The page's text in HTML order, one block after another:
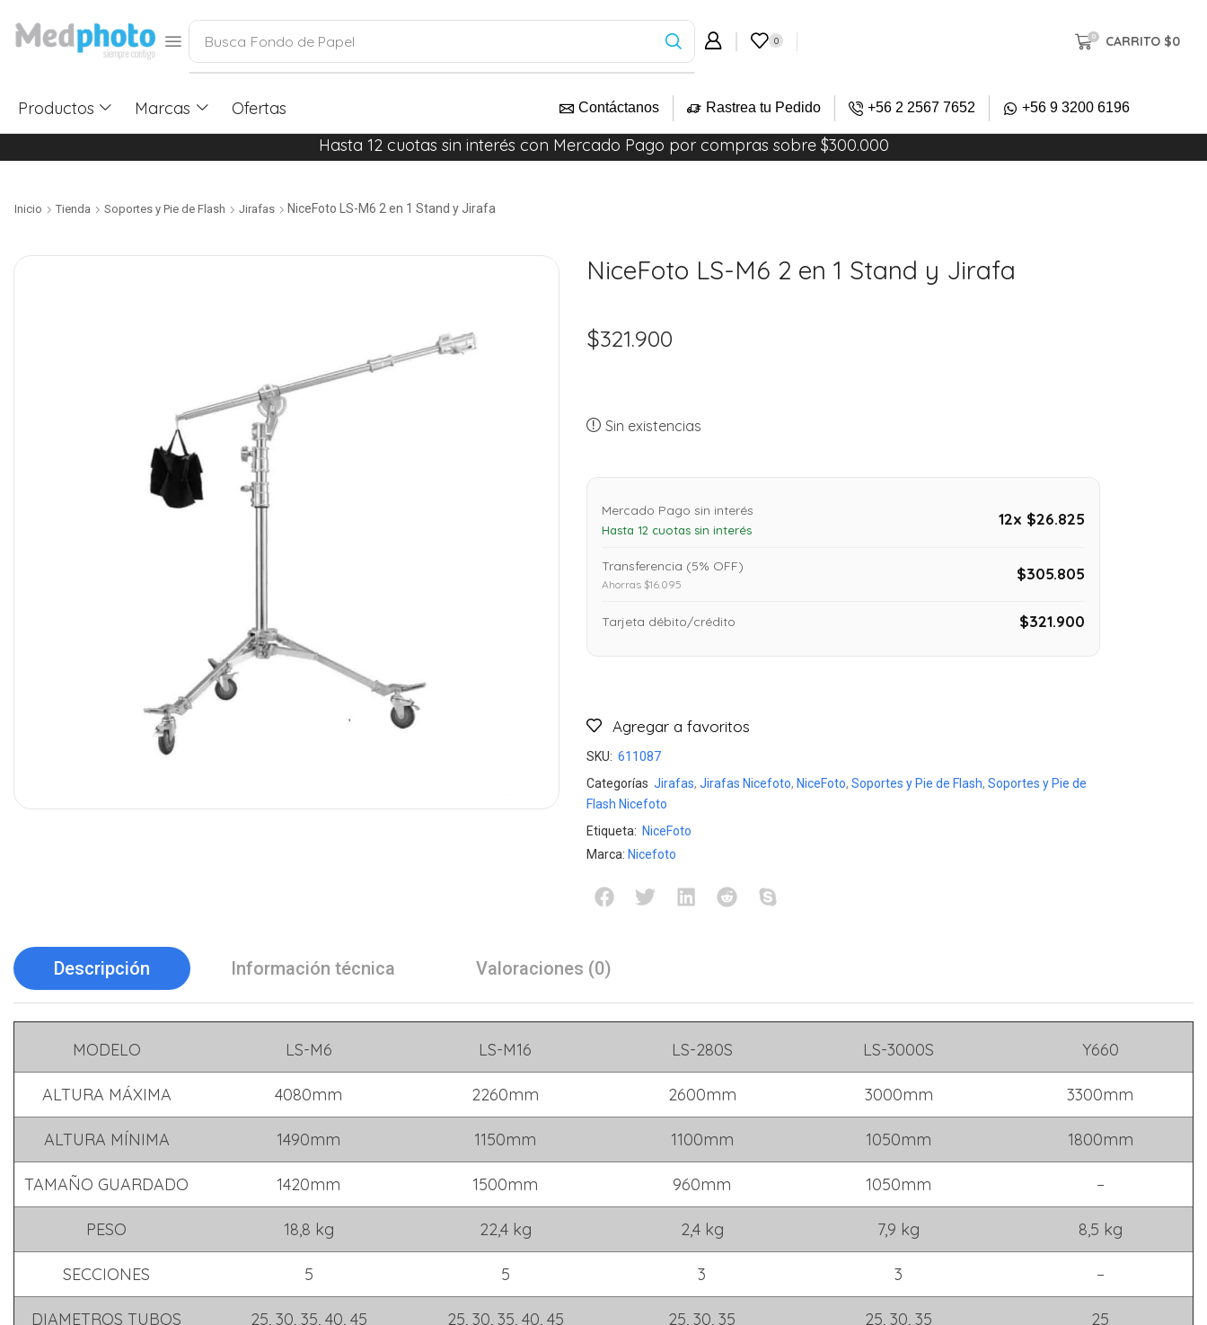
Busca Fondo de Papel 0 0 CARRITO $0
Productos Marcas Ofertas Contáctanos Rastrea tu Pedido +56 2 2567 7652 +56 9 3200 6196
Hasta 12 cuotas sin interés con Mercado Pago por compras sobre $300.000
Inicio Tienda Soportes y Pie de Flash Jirafas NiceFoto LS-M6 2 en 1 Stand y Jirafa
NiceFoto LS-M6 2 en 1 Stand y Jirafa
$321.900
Sin existencias
Mercado Pago sin interés
Hasta 12 cuotas sin interés
12x $26.825
Transferencia (5% OFF)
Ahorras $16.095
$305.805
Tarjeta débito/crédito $321.900
Agregar a favoritos
SKU: 611087
Categorías Jirafas, Jirafas Nicefoto, NiceFoto, Soportes y Pie de Flash, Soportes y Pie de
Flash Nicefoto
Etiqueta: NiceFoto
Marca: Nicefoto
Descripción Información técnica Valoraciones (0)
MODELO LS-M6 LS-M16 LS-280S LS-3000S Y660
ALTURA MÁXIMA 4080mm 2260mm 2600mm 3000mm 3300mm
ALTURA MÍNIMA 1490mm 1150mm 1100mm 1050mm 1800mm
TAMAÑO GUARDADO 1420mm 1500mm 960mm 1050mm –
PESO 18,8 kg 22,4 kg 2,4 kg 7,9 kg 8,5 kg
SECCIONES 5 5 3 3 –
DIAMETROS TUBOS
25, 30, 35, 40, 45 25, 30, 35, 40, 45 25, 30, 35 25, 30, 35 25